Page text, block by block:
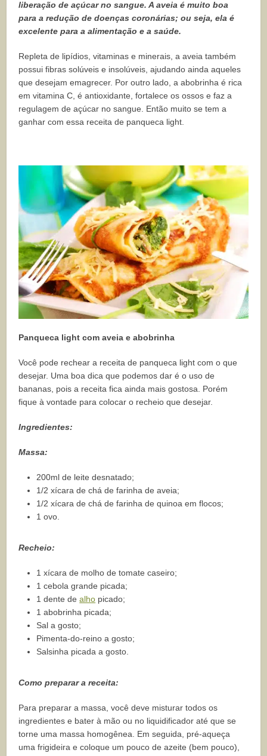
liberação de açúcar no sangue. A aveia é muito boa
para a redução de doenças coronárias; ou seja, ela é
excelente para a alimentação e a saúde.
Repleta de lipídios, vitaminas e minerais, a aveia também
possui fibras solúveis e insolúveis, ajudando ainda aqueles
que desejam emagrecer. Por outro lado, a abobrinha é rica
em vitamina C, é antioxidante, fortalece os ossos e faz a
regulagem de açúcar no sangue. Então muito se tem a
ganhar com essa receita de panqueca light.
Panqueca light com aveia e abobrinha
Você pode rechear a receita de panqueca light com o que
desejar. Uma boa dica que podemos dar é o uso de
bananas, pois a receita fica ainda mais gostosa. Porém
fique à vontade para colocar o recheio que desejar.
Ingredientes:
Massa:
200ml de leite desnatado;
1/2 xícara de chá de farinha de aveia;
1/2 xícara de chá de farinha de quinoa em flocos;
1 ovo.
Recheio:
1 xícara de molho de tomate caseiro;
1 cebola grande picada;
1 dente dealho picado;
1 abobrinha picada;
Sal a gosto;
Pimenta-do-reino a gosto;
Salsinha picada a gosto.
Como preparar a receita:
Para preparar a massa, você deve misturar todos os
ingredientes e bater à mão ou no liquidificador até que se
torne uma massa homogênea. Em seguida, pré-aqueça
uma frigideira e coloque um pouco de azeite (bem pouco),